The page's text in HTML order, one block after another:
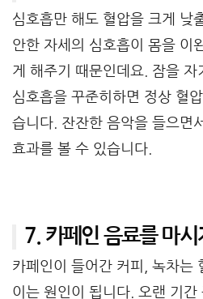
심호흡만 해도 혈압을 크게 낮
안한 자세의 심호흡이 몸을 이
게 해주기 때문인데요. 잠을
심호흡을 꾸준히하면 정상 혈
습니다. 잔잔한 음악을 들으면
효과를 볼 수 있습니다.
7. 카페인 음료를 마시
카페인이 들어간 커피, 녹차는
이는 원인이 됩니다. 오랜 기간